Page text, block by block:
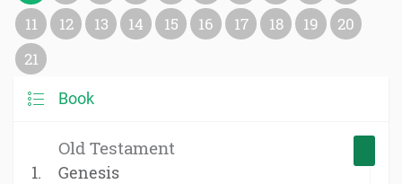
11
12 13 14 15 16 17 18 19
20
21
Book
Old Testament
Genesis